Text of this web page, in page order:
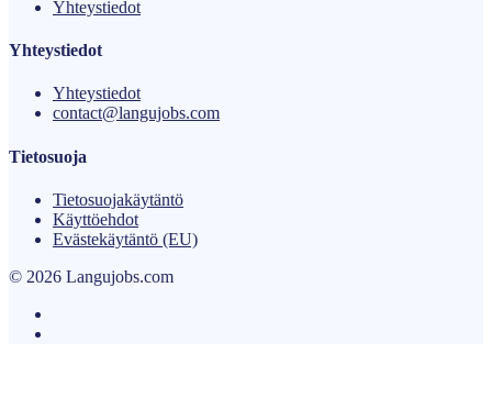
Yhteystiedot
Yhteystiedot
Yhteystiedot
contact@langujobs.com
Tietosuoja
Tietosuojakäytäntö
Käyttöehdot
Evästekäytäntö (EU)
© 2026 Langujobs.com